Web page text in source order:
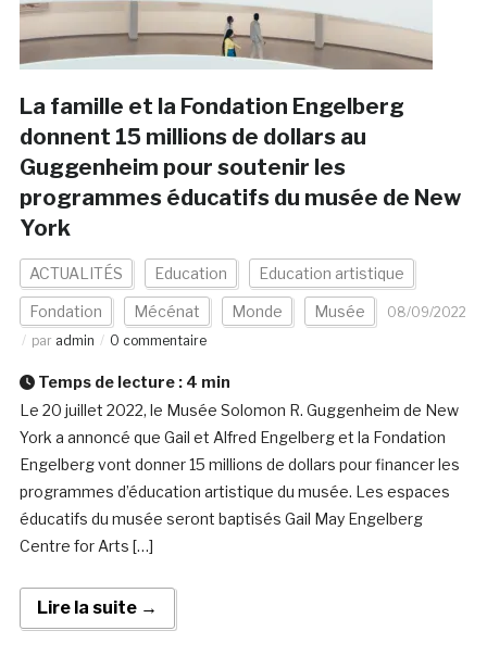
La famille et la Fondation Engelberg
donnent 15 millions de dollars au
Guggenheim pour soutenir les
programmes éducatifs du musée de New
York
ACTUALITÉS Education Education artistique
Fondation Mécénat Monde Musée
08/09/2022
par admin 0 commentaire
Temps de lecture : 4 min
Le 20 juillet 2022, le Musée Solomon R. Guggenheim de New
York a annoncé que Gail et Alfred Engelberg et la Fondation
Engelberg vont donner 15 millions de dollars pour financer les
programmes d’éducation artistique du musée. Les espaces
éducatifs du musée seront baptisés Gail May Engelberg
Centre for Arts […]
Lire la suite →